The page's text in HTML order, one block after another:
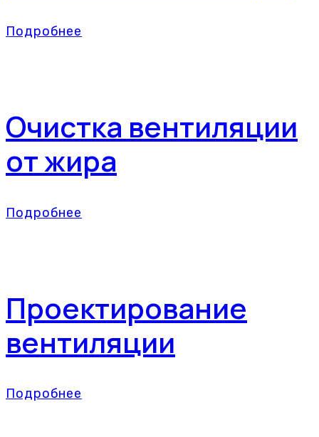
Подробнее
Очистка вентиляции
от жира
Подробнее
Проектирование
вентиляции
Подробнее